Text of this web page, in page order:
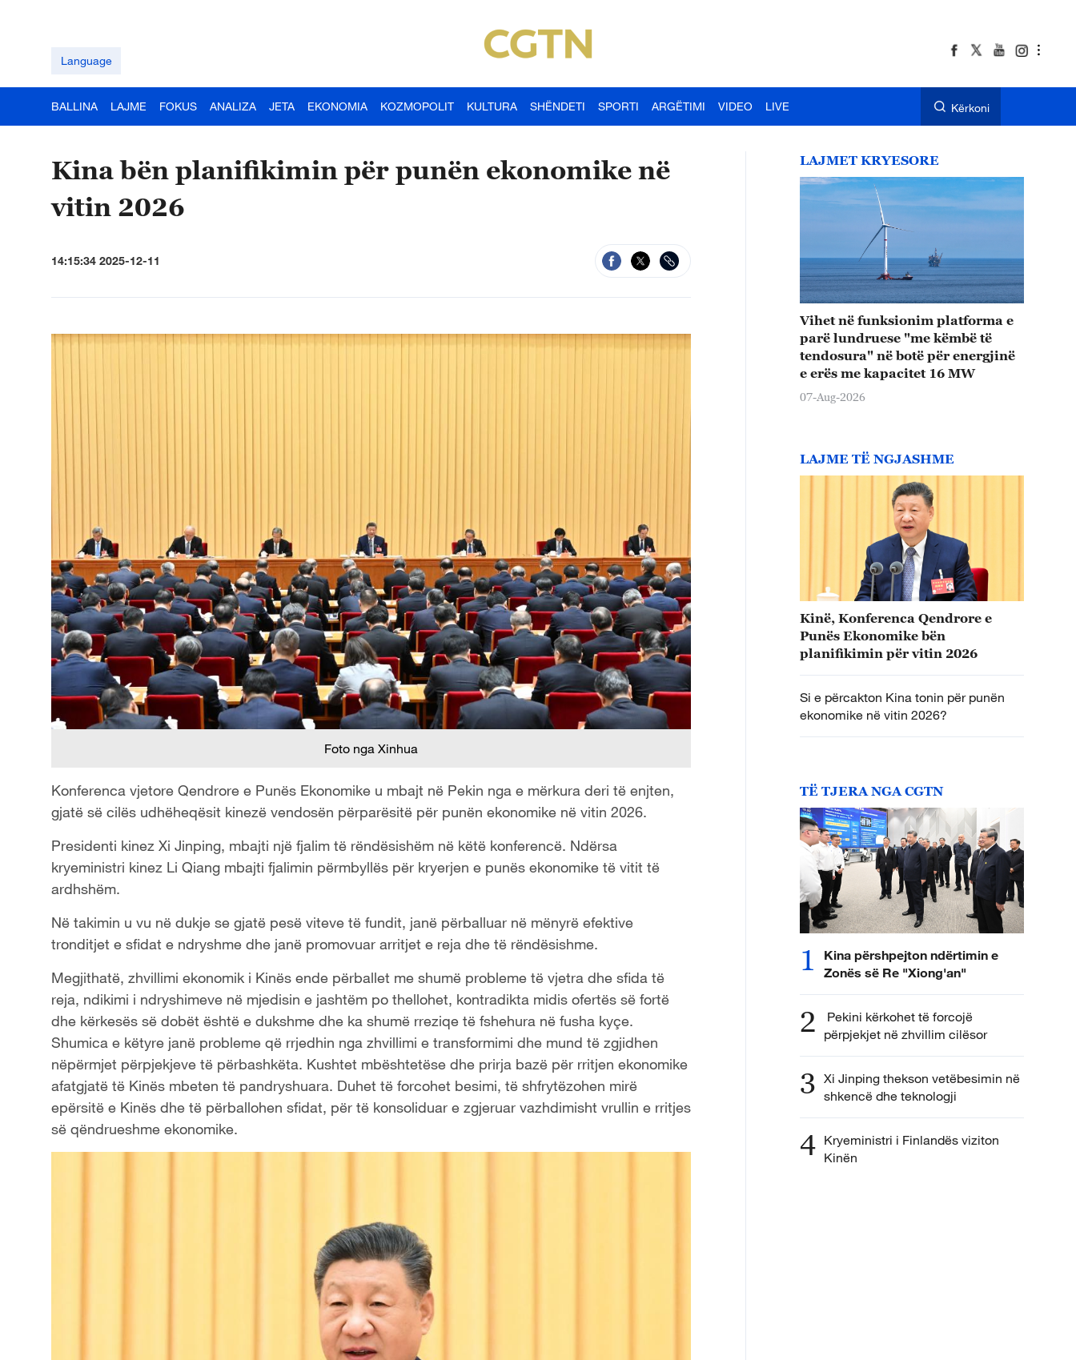
Language
BALLINA LAJME FOKUS ANALIZA JETA EKONOMIA KOZMOPOLIT KULTURA SHËNDETI SPORTI ARGËTIMI VIDEO LIVE Kërkoni
Kina bën planifikimin për punën ekonomike në
vitin 2026
14:15:34 2025-12-11
Foto nga Xinhua
Konferenca vjetore Qendrore e Punës Ekonomike u mbajt në Pekin nga e mërkura deri të enjten,
gjatë së cilës udhëheqësit kinezë vendosën përparësitë për punën ekonomike në vitin 2026.
Presidenti kinez Xi Jinping, mbajti një fjalim të rëndësishëm në këtë konferencë. Ndërsa
kryeministri kinez Li Qiang mbajti fjalimin përmbyllës për kryerjen e punës ekonomike të vitit të
ardhshëm.
Në takimin u vu në dukje se gjatë pesë viteve të fundit, janë përballuar në mënyrë efektive
tronditjet e sfidat e ndryshme dhe janë promovuar arritjet e reja dhe të rëndësishme.
Megjithatë, zhvillimi ekonomik i Kinës ende përballet me shumë probleme të vjetra dhe sfida të
reja, ndikimi i ndryshimeve në mjedisin e jashtëm po thellohet, kontradikta midis ofertës së fortë
dhe kërkesës së dobët është e dukshme dhe ka shumë rreziqe të fshehura në fusha kyçe.
Shumica e këtyre janë probleme që rrjedhin nga zhvillimi e transformimi dhe mund të zgjidhen
nëpërmjet përpjekjeve të përbashkëta. Kushtet mbështetëse dhe prirja bazë për rritjen ekonomike
afatgjatë të Kinës mbeten të pandryshuara. Duhet të forcohet besimi, të shfrytëzohen mirë
epërsitë e Kinës dhe të përballohen sfidat, për të konsoliduar e zgjeruar vazhdimisht vrullin e rritjes
së qëndrueshme ekonomike.
LAJMET KRYESORE
Vihet në funksionim platforma e
parë lundruese "me këmbë të
tendosura" në botë për energjinë
e erës me kapacitet 16 MW
07-Aug-2026
LAJME TË NGJASHME
Kinë, Konferenca Qendrore e
Punës Ekonomike bën
planifikimin për vitin 2026
Si e përcakton Kina tonin për punën
ekonomike në vitin 2026?
TË TJERA NGA CGTN
1
Kina përshpejton ndërtimin e
Zonës së Re "Xiong'an"
2
Pekini kërkohet të forcojë
përpjekjet në zhvillim cilësor
3 Xi Jinping thekson vetëbesimin në
shkencë dhe teknologji
4 Kryeministri i Finlandës viziton
Kinën